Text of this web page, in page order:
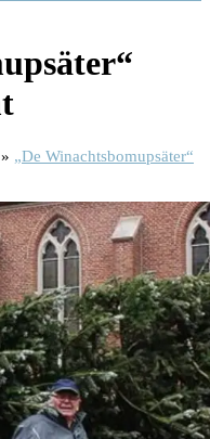
» „De Winachtsbomupsäter“